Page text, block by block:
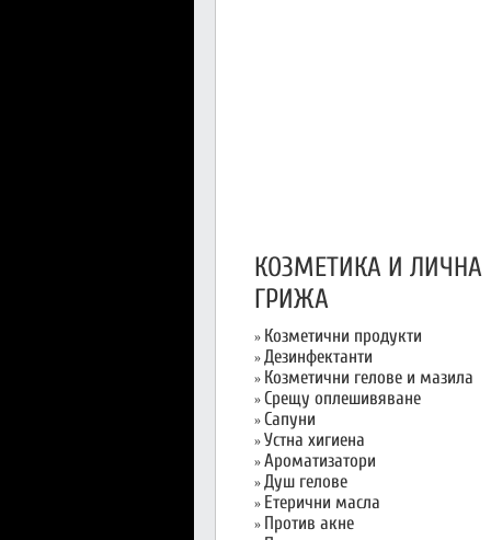
КОЗМЕТИКА И ЛИЧНА
ГРИЖА
» Козметични продукти
» Дезинфектанти
» Козметични гелове и мазила
» Срещу оплешивяване
» Сапуни
» Устна хигиена
» Ароматизатори
» Душ гелове
» Етерични масла
» Против акне